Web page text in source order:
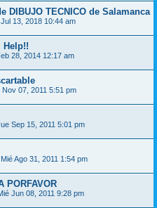
DIBUJO TECNICO de Salamanca
13, 2018 10:44 am
Help!!
28, 2014 12:17 am
Nov 07, 2011 5:51 pm
Sep 15, 2011 5:01 pm
Mié Ago 31, 2011 1:54 pm
PORFAVOR
Jun 08, 2011 9:28 pm